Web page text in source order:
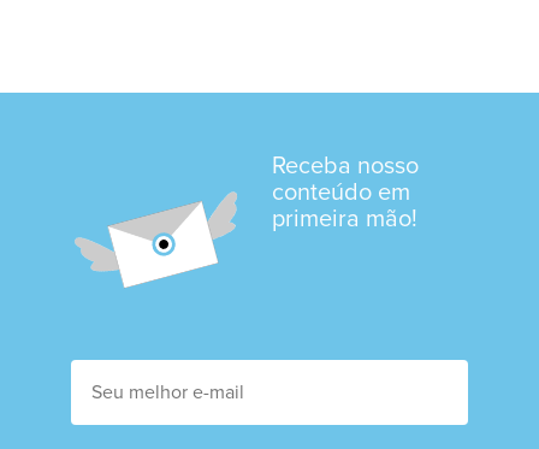
Receba nosso
conteúdo em
primeira mão!